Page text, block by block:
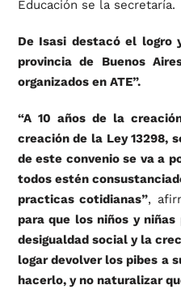
Educación se la secretaría.
De Isasi destacó el
provincia de Buenos
organizados en ATE”.
“A 10 años de la
creación de la Ley 13298,
de este convenio se va a
todos estén
practicas cotidianas”,
para que los niños y
desigualdad social y la
logar devolver los pibes a
hacerlo, y no naturalizar